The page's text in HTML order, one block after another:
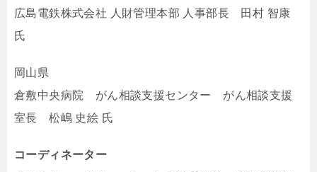
広島電鉄株式会社 人財管理本部 人事部長 田村 智康
氏
岡山県
倉敷中央病院 がん相談支援センター がん相談支援
室長 松嶋 史絵 氏
コーディネーター